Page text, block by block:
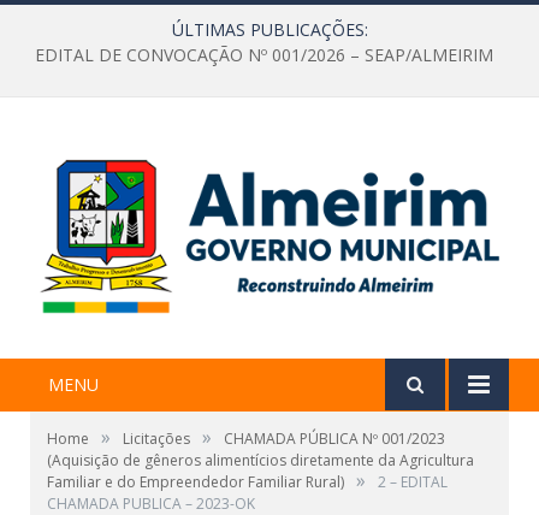
ÚLTIMAS PUBLICAÇÕES:
EDITAL DE CONVOCAÇÃO Nº 001/2026 – SEAP/ALMEIRIM
MENU
Home » Licitações »
CHAMADA PÚBLICA Nº 001/2023
(Aquisição de gêneros alimentícios diretamente da Agricultura
Familiar e do Empreendedor Familiar Rural) »
2 – EDITAL
CHAMADA PUBLICA – 2023-OK